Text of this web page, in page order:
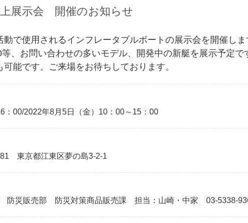
展示会 開催のお知らせ
で使用されるインフレータブルボートの展示会を開催しま
、お問い合わせの多いモデル、開発中の新艇を展示予定で
能です。ご来場をお待ちしております。
：00/2022年8月5日（金）10：00～15：00
東京都江東区夢の島3-2-1
防災販売部 防災対策商品販売課 担当：山崎・中家 03-5338-